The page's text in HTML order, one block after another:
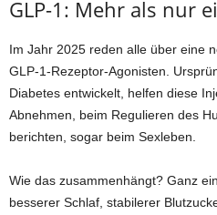
GLP-1: Mehr als nur
Im Jahr 2025 reden alle über eine
GLP-1-Rezeptor-Agonisten.
Diabetes entwickelt, helfen diese
Abnehmen, beim Regulieren des
berichten, sogar beim Sexleben.
Wie das zusammenhängt? Ganz
besserer Schlaf, stabilerer